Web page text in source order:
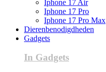
Iphone 17 Air
Iphone 17 Pro
Iphone 17 Pro Max
Dierenbenodigdheden
Gadgets
In Gadgets